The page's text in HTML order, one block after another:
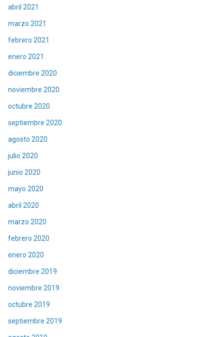
abril 2021
marzo 2021
febrero 2021
enero 2021
diciembre 2020
noviembre 2020
octubre 2020
septiembre 2020
agosto 2020
julio 2020
junio 2020
mayo 2020
abril 2020
marzo 2020
febrero 2020
enero 2020
diciembre 2019
noviembre 2019
octubre 2019
septiembre 2019